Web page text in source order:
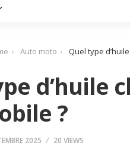
Auto moto Quel type
d’huile
?
2025 20 VIEWS